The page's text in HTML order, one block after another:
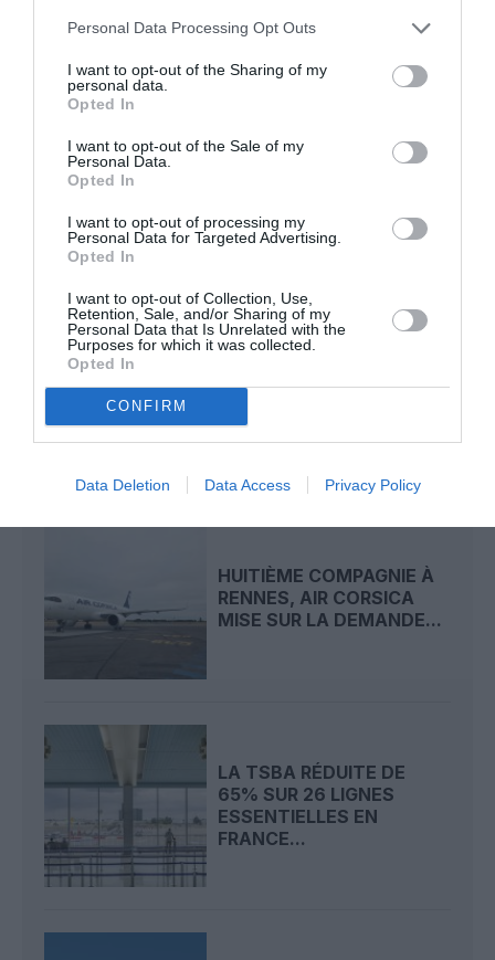
Personal Data Processing Opt Outs
I want to opt-out of the Sharing of my
personal data.
Opted In
I want to opt-out of the Sale of my
Personal Data.
Opted In
I want to opt-out of processing my
Personal Data for Targeted Advertising.
Opted In
I want to opt-out of Collection, Use,
Retention, Sale, and/or Sharing of my
Personal Data that Is Unrelated with the
Purposes for which it was collected.
Opted In
CONFIRM
Data Deletion Data Access Privacy Policy
Helpera commenté l'article :
Airlines relie l’Écosse à l’Australie
Sauf si…a commenté l'article :
Incivilités à Bangkok : 22 passagers chinois refusés à
diplomatique
Corse quotas de touristes tourisme durable
HUITIÈME COMPAGNIE À
RENNES, AIR CORSICA
MISE SUR LA DEMANDE...
LA TSBA RÉDUITE DE
65% SUR 26 LIGNES
ESSENTIELLES EN
FRANCE...